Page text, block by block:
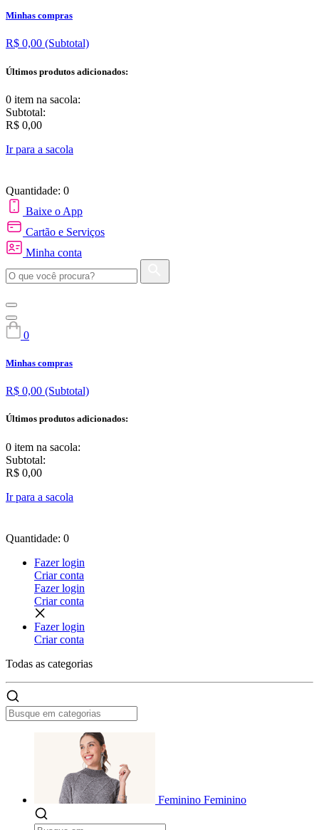
Minhas compras
R$ 0,00 (Subtotal)
Últimos produtos adicionados:
0 item na sacola:
Subtotal:
R$ 0,00
Ir para a sacola
Quantidade: 0
Baixe o App
Cartão e Serviços
Minha conta
0
Minhas compras
R$ 0,00 (Subtotal)
Últimos produtos adicionados:
0 item na sacola:
Subtotal:
R$ 0,00
Ir para a sacola
Quantidade: 0
Fazer login
Criar conta
Fazer login
Criar conta
Fazer login
Criar conta
Todas as categorias
Feminino Feminino